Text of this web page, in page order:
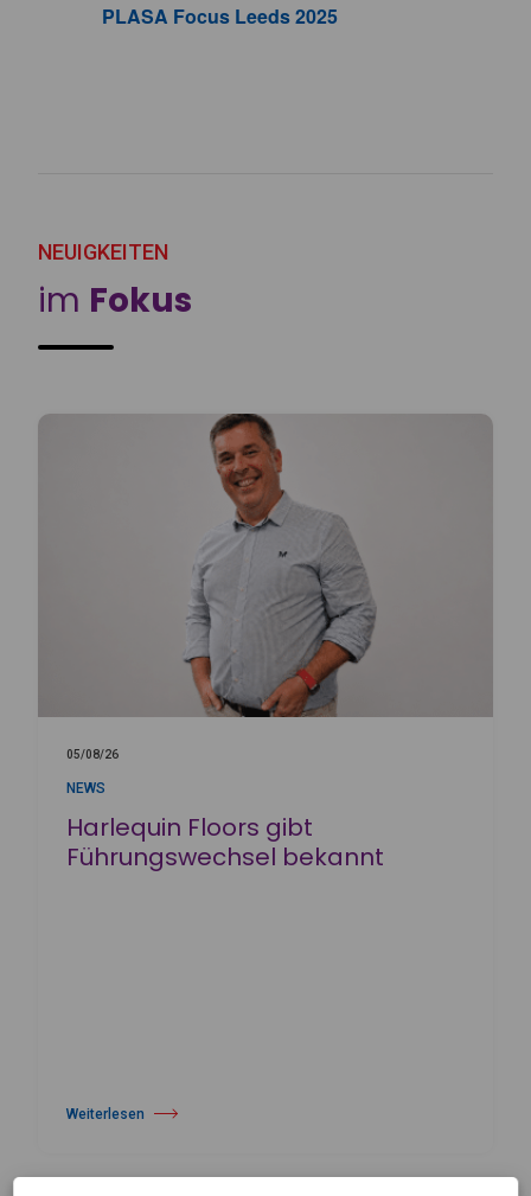
PLASA Focus Leeds 2025
NEUIGKEITEN
im Fokus
05/08/26
NEWS
Harlequin Floors gibt
Führungswechsel bekannt
Weiterlesen
über Harlequin Floors gibt Führungswechsel bekannt